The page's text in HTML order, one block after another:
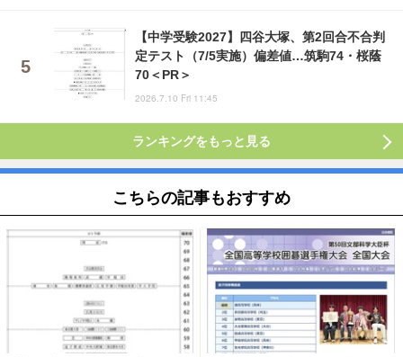
【中学受験2027】四谷大塚、第2回合不合判
定テスト（7/5実施）偏差値…筑駒74・桜蔭
70＜PR＞
2026.7.10 Fri 11:45
ランキングをもっと見る
こちらの記事もおすすめ